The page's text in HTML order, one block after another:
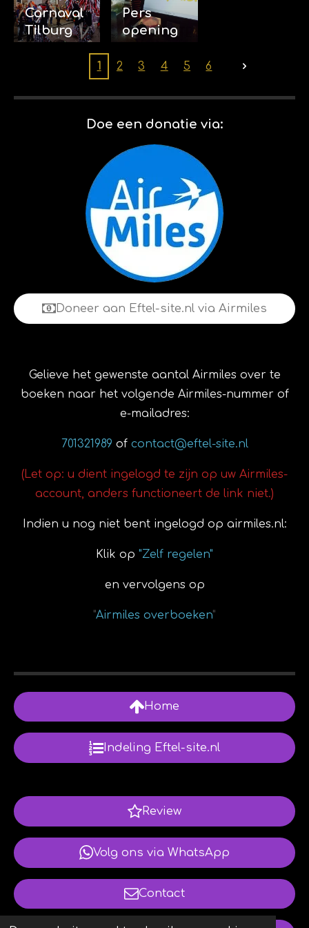
Carnaval
Tilburg
Pers
opening
Drakenrij
2026
1 2 3 4 5 6
Doe een donatie via:
Doneer aan Eftel-site.nl via Airmiles
Gelieve het gewenste aantal Airmiles over te
boeken naar het volgende Airmiles-nummer of
e-mailadres:
701321989 ofcontact@eftel-site.nl
(Let op: u dient ingelogd te zijn op uw Airmiles-
account, anders functioneert de link niet.)
Indien u nog niet bent ingelogd op airmiles.nl:
Klik op "Zelf regelen"
en vervolgens op
"Airmiles overboeken"
Home
Indeling Eftel-site.nl
Review
Volg ons via WhatsApp
Contact